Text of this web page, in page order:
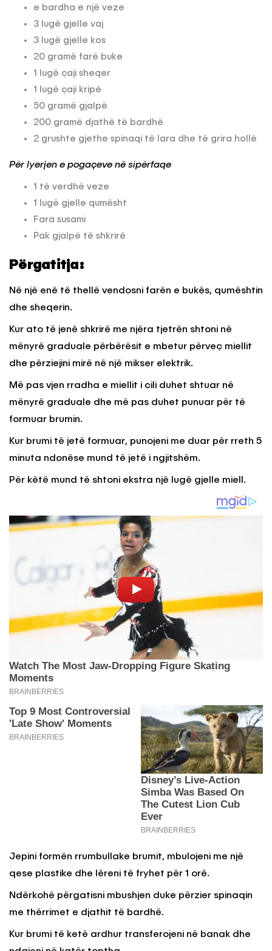
e bardha e një veze
3 lugë gjelle vaj
3 lugë gjelle kos
20 gramë farë buke
1 lugë çaji sheqer
1 lugë çaji kripë
50 gramë gjalpë
200 gramë djathë të bardhë
2 grushte gjethe spinaqi të lara dhe të grira hollë
Për lyerjen e pogaçeve në sipërfaqe
1 të verdhë veze
1 lugë gjelle qumësht
Fara susami
Pak gjalpë të shkrirë
Përgatitja:
Në një enë të thellë vendosni farën e bukës, qumështin
dhe sheqerin.
Kur ato të jenë shkrirë me njëra tjetrën shtoni në
mënyrë graduale përbërësit e mbetur përveç miellit
dhe përziejini mirë në një mikser elektrik.
Më pas vjen rradha e miellit i cili duhet shtuar në
mënyrë graduale dhe më pas duhet punuar për të
formuar brumin.
Kur brumi të jetë formuar, punojeni me duar për rreth 5
minuta ndonëse mund të jetë i ngjitshëm.
Për këtë mund të shtoni ekstra një lugë gjelle miell.
Jepini formën rrumbullake brumit, mbulojeni me një
qese plastike dhe lëreni të fryhet për 1 orë.
Ndërkohë përgatisni mbushjen duke përzier spinaqin
me thërrimet e djathit të bardhë.
Kur brumi të ketë ardhur transferojeni në banak dhe